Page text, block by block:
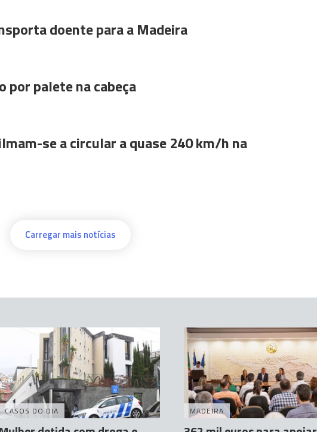
doente para a Madeira
por palete na cabeça
se a circular a quase 240 km/h na
Carregar mais notícias
CASOS DO DIA MADEIRA